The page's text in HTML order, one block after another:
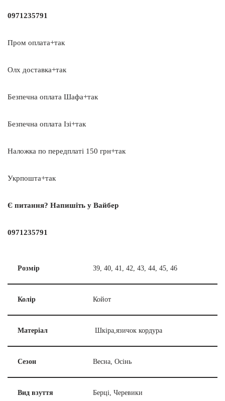
0971235791
Пром оплата+так
Олх доставка+так
Безпечна оплата Шафа+так
Безпечна оплата Ізі+так
Наложка по передплаті 150 грн+так
Укрпошта+так
Є питання? Напишіть у Вайбер
0971235791
Розмір 39, 40, 41, 42, 43, 44, 45, 46
Колір Койот
Матеріал Шкіра,язичок кордура
Сезон Весна, Осінь
Вид взуття Берці, Черевики